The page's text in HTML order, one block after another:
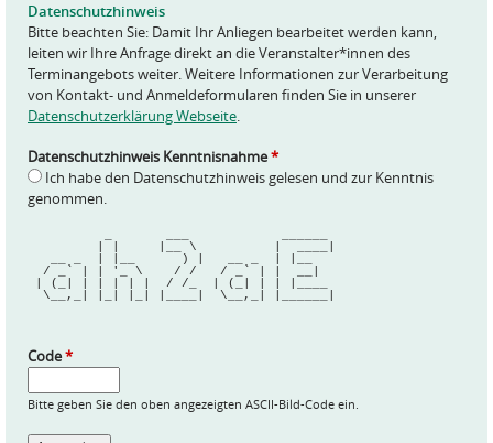
*
Datenschutzhinweis
Bitte beachten Sie: Damit Ihr Anliegen bearbeitet werden kann,
leiten wir Ihre Anfrage direkt an die Veranstalter*innen des
Terminangebots weiter. Weitere Informationen zur Verarbeitung
von Kontakt- und Anmeldeformularen finden Sie in unserer
Datenschutzerklärung Webseite.
Datenschutzhinweis Kenntnisnahme*
Ich habe den Datenschutzhinweis gelesen und zur Kenntnis
genommen.
         | |     |__ \          |  ____|
   __ _  | |__      ) |   __ _  | |__
  / _` | | '_ \    / /   / _` | |  __|
| (_| | | | | |  / /_  | (_| | | |____
  \__,_| |_| |_| |____|  \__,_| |______|
Code*
Bitte geben Sie den oben angezeigten ASCII-Bild-Code ein.